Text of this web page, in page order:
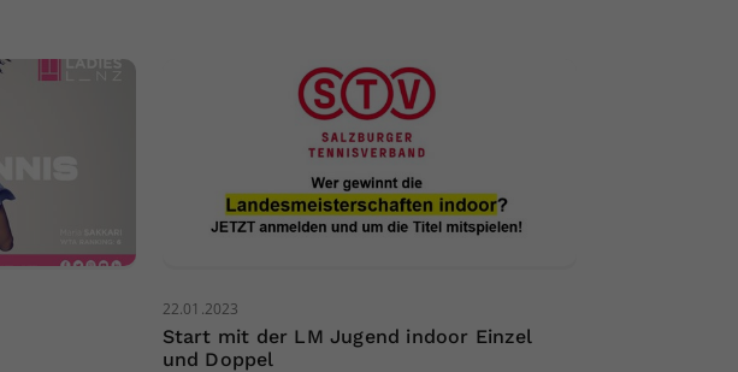
22.01.2023
Start mit der LM Jugend indoor Einzel
und Doppel